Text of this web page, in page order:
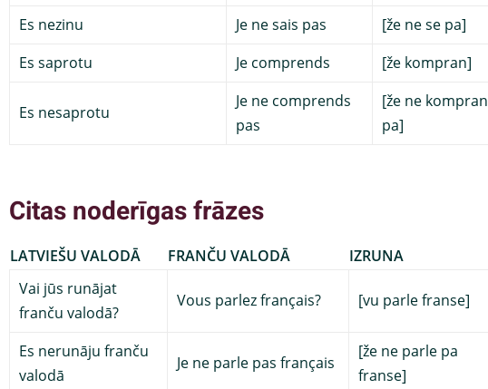
Es nezinu
Je ne sais pas
[že ne se pa]
Es saprotu
Je comprends [že kompran]
Es nesaprotu
Je ne comprends
pas
[že ne kompran
pa]
Citas noderīgas frāzes
LATVIEŠU VALODĀ FRANČU VALODĀ
IZRUNA
Vai jūs runājat
franču valodā?
Vous parlez français? [vu parle franse]
Es nerunāju franču
valodā
Je ne parle pas français
[že ne parle pa
franse]